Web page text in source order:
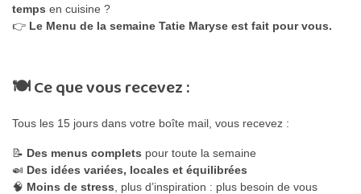
temps en cuisine ?
👉 Le Menu de la semaine Tatie Maryse est fait pour vous.
🍽️ Ce que vous recevez :
Tous les 15 jours dans votre boîte mail, vous recevez :
📝 Des menus complets pour toute la semaine
🍛 Des idées variées, locales et équilibrées
🧠 Moins de stress , plus d’inspiration : plus besoin de vous